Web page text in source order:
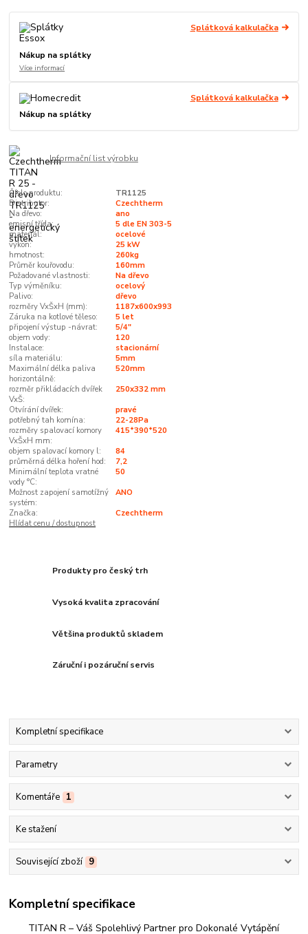
Splátková kalkulačka
Nákup na splátky
Více informací
Splátková kalkulačka
Nákup na splátky
Informační list výrobku
Číslo produktu:
TR1125
Distributor:
Czechtherm
Na dřevo:
ano
emisní třída:
5 dle EN 303-5
materiál:
ocelové
výkon:
25 kW
hmotnost:
260kg
Průměr kouřovodu:
160mm
Požadované vlastnosti:
Na dřevo
Typ výměníku:
ocelový
Palivo:
dřevo
rozměry VxŠxH (mm):
1187x600x993
Záruka na kotlové těleso:
5 let
připojení výstup -návrat:
5/4"
objem vody:
120
Instalace:
stacionární
síla materiálu:
5mm
Maximální délka paliva
horizontálně:
520mm
rozměr přikládacích dvířek
VxŠ:
250x332 mm
Otvírání dvířek:
pravé
potřebný tah komína:
22-28Pa
rozměry spalovací komory
VxŠxH mm:
415*390*520
objem spalovací komory l:
84
průměrná délka hoření hod:
7,2
Minimální teplota vratné
vody °C:
50
Možnost zapojení samotížný
systém:
ANO
Značka:
Czechtherm
Hlídat cenu / dostupnost
Produkty pro český trh
Vysoká kvalita zpracování
Většina produktů skladem
Záruční i pozáruční servis
Kompletní specifikace
Parametry
Komentáře 1
Ke stažení
Související zboží 9
Kompletní specifikace
TITAN R – Váš Spolehlivý Partner pro Dokonalé Vytápění